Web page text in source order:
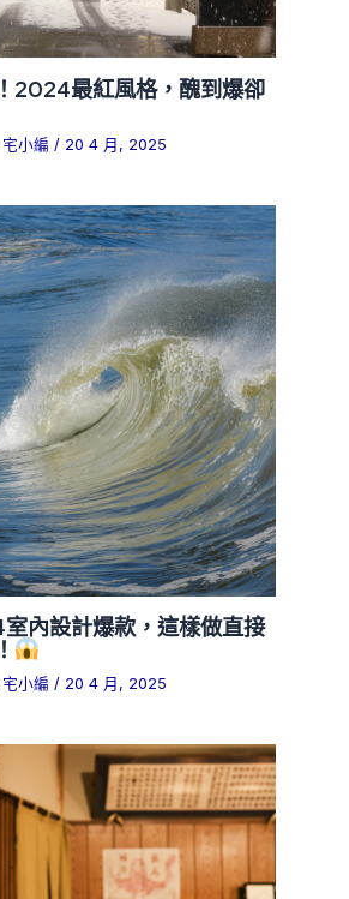
2024最紅風格，醜到爆卻
宅小編 / 20 4 月, 2025
內設計爆款，這樣做直接
宅小編 / 20 4 月, 2025